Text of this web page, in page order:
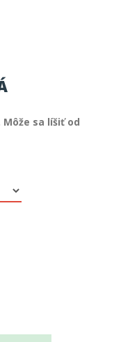
sa líšiť od